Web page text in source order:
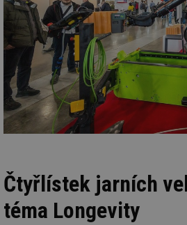
Čtyřlístek jarních
téma Longevity